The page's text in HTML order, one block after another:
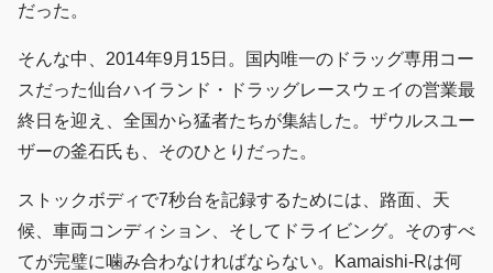
だった。
そんな中、2014年9月15日。国内唯一のドラッグ専用コー
スだった仙台ハイランド・ドラッグレースウェイの営業最
終日を迎え、全国から猛者たちが集結した。ザウルスユー
ザーの釜石氏も、そのひとりだった。
ストックボディで7秒台を記録するためには、路面、天
候、車両コンディション、そしてドライビング。そのすべ
てが完璧に噛み合わなければならない。Kamaishi-Rは何